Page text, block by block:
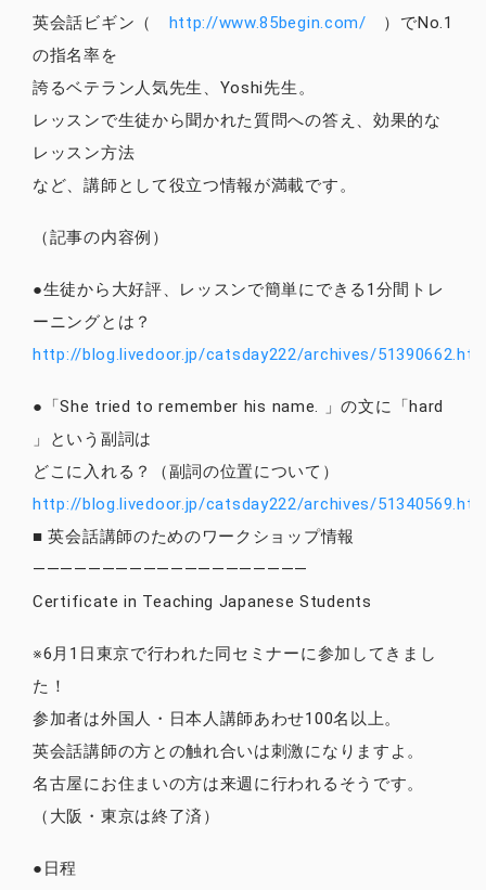
英会話ビギン（ http://www.85begin.com/ ）でNo.1
の指名率を
誇るベテラン人気先生、Yoshi先生。
レッスンで生徒から聞かれた質問への答え、効果的な
レッスン方法
など、講師として役立つ情報が満載です。
（記事の内容例）
●生徒から大好評、レッスンで簡単にできる1分間トレ
ーニングとは？
http://blog.livedoor.jp/catsday222/archives/
●「She tried to remember his name. 」の文に「hard
」という副詞は
どこに入れる？（副詞の位置について）
http://blog.livedoor.jp/catsday222/archives/
■ 英会話講師のためのワークショップ情報
————————————————————
Certificate in Teaching Japanese Students
※6月1日東京で行われた同セミナーに参加してきまし
た！
参加者は外国人・日本人講師あわせ100名以上。
英会話講師の方との触れ合いは刺激になりますよ。
名古屋にお住まいの方は来週に行われるそうです。
（大阪・東京は終了済）
●日程